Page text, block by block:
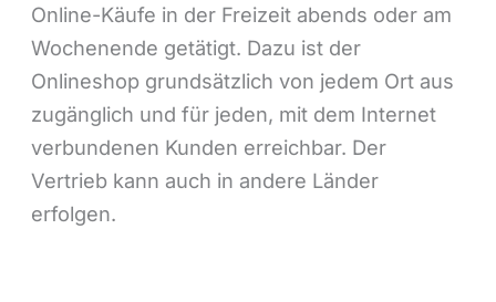
Online-Käufe in der Freizeit abends oder am
Wochenende getätigt. Dazu ist der
Onlineshop grundsätzlich von jedem Ort aus
zugänglich und für jeden, mit dem Internet
verbundenen Kunden erreichbar. Der
Vertrieb kann auch in andere Länder
erfolgen.